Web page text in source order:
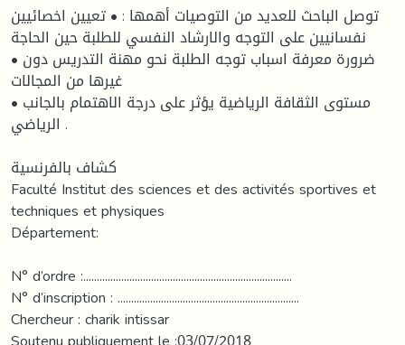
توصل الباحث للعديد من التوصيات أهمها : • تعيين اخصائيين
نفسانيين على التوجه والارشاد النفسي للطلبة حين الحاجة
• ضرورة معرفة اسباب توجه الطلبة نحو مهنة التدريس دون
غيرها من المجالات
• مستوى الثقافة الرياضية يؤثر على درجة الاهتمام بالجانب
الرياضي .
كشاف بالفرنسية
Faculté Institut des sciences et des activités sportives et
techniques et physiques
Département:
N° d’ordre :.............................................................................
N° d’inscription : ...................................................................
Chercheur : charik intissar